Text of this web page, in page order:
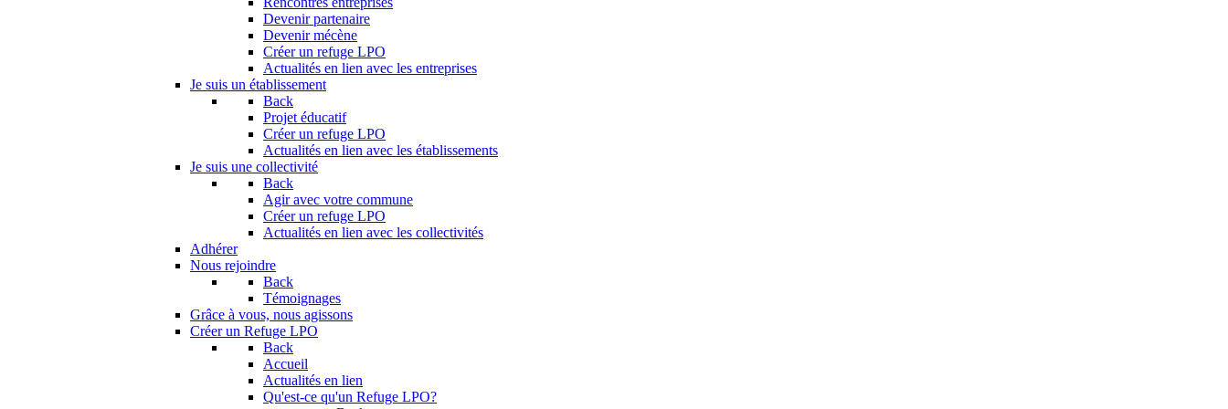
Devenir partenaire
Devenir mécène
Créer un refuge LPO
Actualités en lien avec les entreprises
Je suis un établissement
Back
Projet éducatif
Créer un refuge LPO
Actualités en lien avec les établissements
Je suis une collectivité
Back
Agir avec votre commune
Créer un refuge LPO
Actualités en lien avec les collectivités
Adhérer
Nous rejoindre
Back
Témoignages
Grâce à vous, nous agissons
Créer un Refuge LPO
Back
Accueil
Actualités en lien
Qu'est-ce qu'un Refuge LPO?